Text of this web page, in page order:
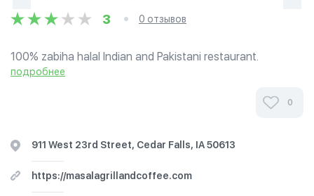
3 0 отзывов
100% zabiha halal Indian and Pakistani restaurant.
подробнее
0
911 West 23rd Street, Cedar Falls, IA 50613
https://masalagrillandcoffee.com